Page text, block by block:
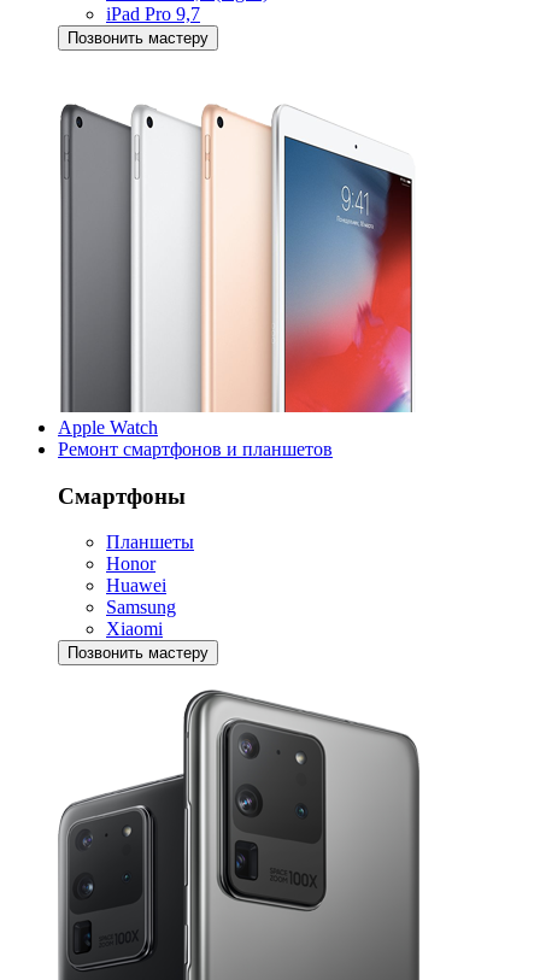
iPad Pro 9,7
Позвонить мастеру
Apple Watch
Ремонт смартфонов и планшетов
Смартфоны
Планшеты
Honor
Huawei
Samsung
Xiaomi
Позвонить мастеру